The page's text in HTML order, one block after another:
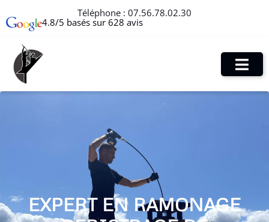
Téléphone : 07.56.78.02.30
4.8/5 basés sur 628 avis
EXPERT EN RAMONAGE